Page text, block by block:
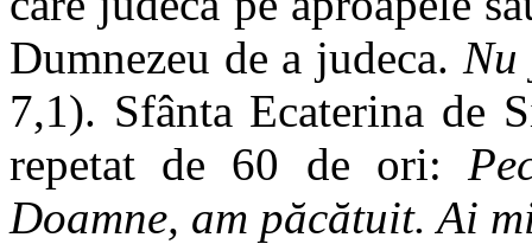
Dumnezeu de a judeca. Nu
7,1). Sfânta Ecaterina de
repetat de 60 de ori:
Doamne, am păcătuit. Ai